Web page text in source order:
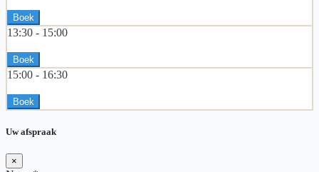
Boek
13:30 - 15:00
Boek
15:00 - 16:30
Boek
Uw afspraak
×